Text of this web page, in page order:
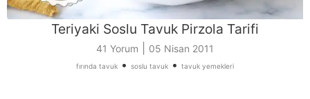
Teriyaki Soslu Tavuk Pirzola Tarifi
41 Yorum 05 Nisan 2011
fırında tavuk • soslu tavuk • tavuk yemekleri